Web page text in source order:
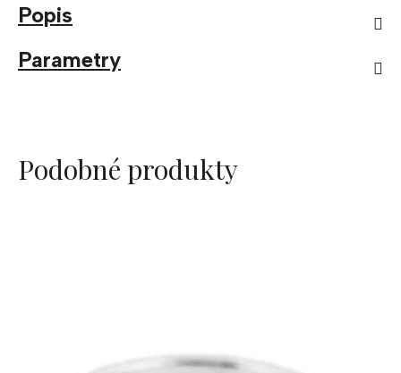
Popis
Parametry
Podobné produkty